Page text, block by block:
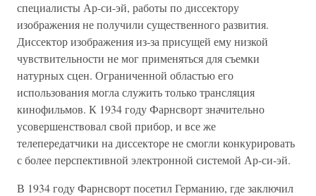
специалисты Ар-си-эй, работы по диссектору
изображения не получили существенного развития.
Диссектор изображения из-за присущей ему низкой
чувствительности не мог применяться для съемки
натурных сцен. Ограниченной областью его
использования могла служить только трансляция
кинофильмов. К 1934 году Фарнсворт значительно
усовершенствовал свой прибор, и все же
телепередатчики на диссекторе не смогли конкурировать
с более перспективной электронной системой Ар-си-эй.
В 1934 году Фарнсворт посетил Германию, где заключил